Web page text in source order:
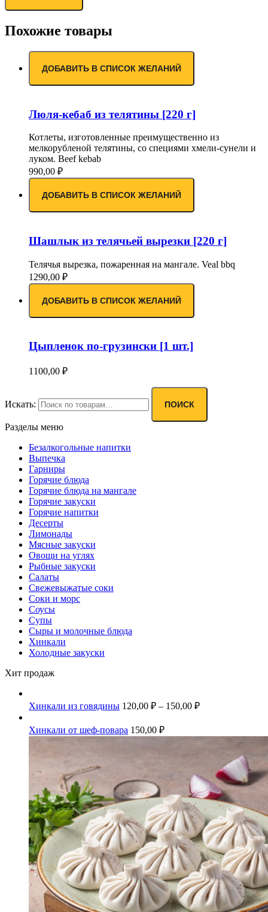
Похожие товары
ДОБАВИТЬ В СПИСОК ЖЕЛАНИЙ
Люля-кебаб из телятины [220 г]
Котлеты, изготовленные преимущественно из
мелкорубленой телятины, со специями хмели-сунели и
луком. Beef kebab
990,00 ₽
ДОБАВИТЬ В СПИСОК ЖЕЛАНИЙ
Шашлык из телячьей вырезки [220 г]
Телячья вырезка, пожаренная на мангале. Veal bbq
1290,00 ₽
ДОБАВИТЬ В СПИСОК ЖЕЛАНИЙ
Цыпленок по-грузински [1 шт.]
1100,00 ₽
Искать: ПОИСК
Разделы меню
Безалкогольные напитки
Выпечка
Гарниры
Горячие блюда
Горячие блюда на мангале
Горячие закуски
Горячие напитки
Десерты
Лимонады
Мясные закуски
Овощи на углях
Рыбные закуски
Салаты
Свежевыжатые соки
Соки и морс
Соусы
Супы
Сыры и молочные блюда
Хинкали
Холодные закуски
Хит продаж
Хинкали из говядины 120,00 ₽ – 150,00 ₽
Хинкали от шеф-повара 150,00 ₽